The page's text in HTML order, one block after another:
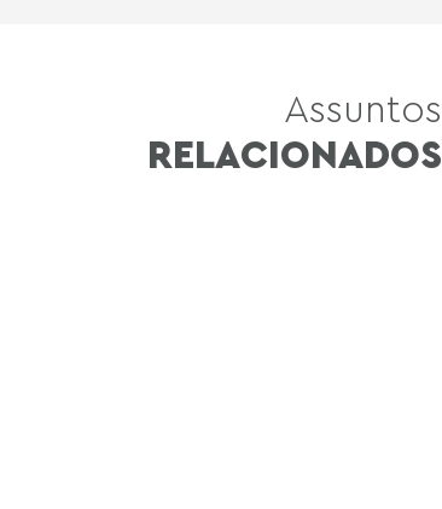
Assuntos
RELACIONADOS